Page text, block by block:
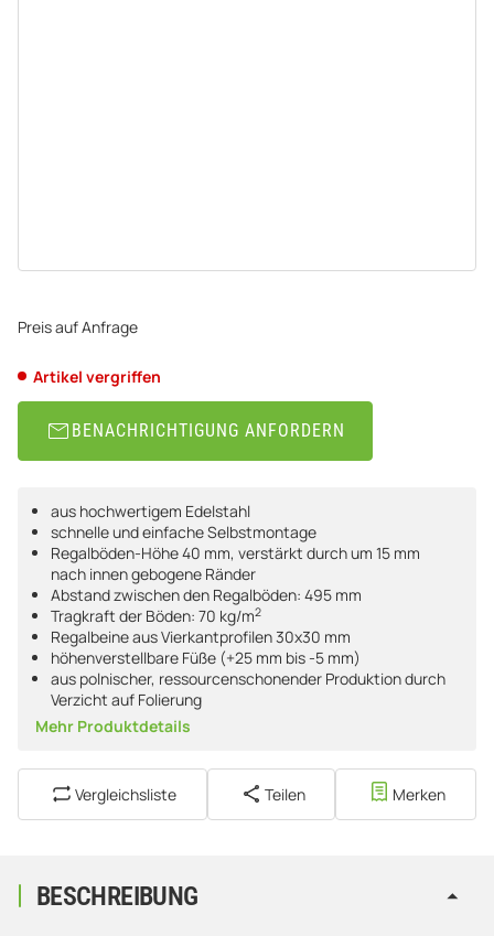
Preis auf Anfrage
Artikel vergriffen
BENACHRICHTIGUNG ANFORDERN
aus hochwertigem Edelstahl
schnelle und einfache Selbstmontage
Regalböden-Höhe 40 mm, verstärkt durch um 15 mm
nach innen gebogene Ränder
Abstand zwischen den Regalböden: 495 mm
Tragkraft der Böden: 70 kg/m2
Regalbeine aus Vierkantprofilen 30x30 mm
höhenverstellbare Füße (+25 mm bis -5 mm)
aus polnischer, ressourcenschonender Produktion durch
Verzicht auf Folierung
Mehr Produktdetails
Vergleichsliste Teilen Merken
BESCHREIBUNG